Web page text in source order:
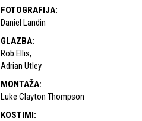
FOTOGRAFIJA:
Daniel Landin
GLAZBA:
Rob Ellis,
Adrian Utley
MONTAŽA:
Luke Clayton Thompson
KOSTIMI: